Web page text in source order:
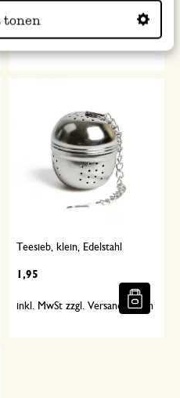
tonen
inkl. MwSt zzgl. Versandkosten
Teesieb, klein, Edelstahl
1,95
inkl. MwSt zzgl. Versandkosten